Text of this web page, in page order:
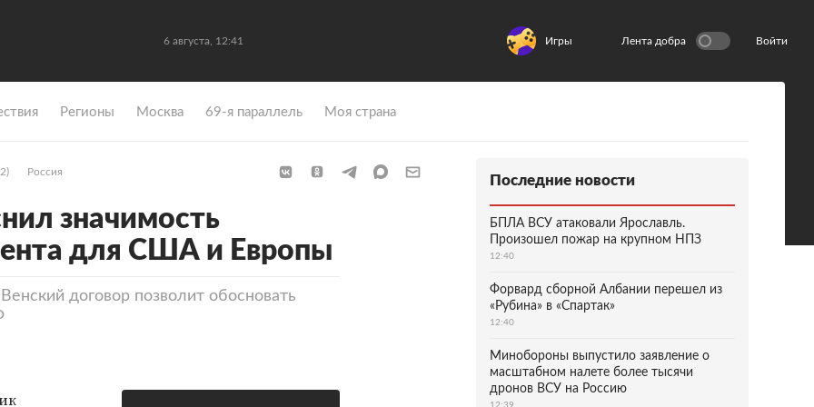
6 августа, 12:41 Игры Лента добра Войти
Регионы Москва 69-я параллель Моя страна
Россия
значимость
для США и Европы
договор позволит обосновать
Последние новости
БПЛА ВСУ атаковали Ярославль.
Произошел пожар на крупном НПЗ
12:40
Форвард сборной Албании перешел из
«Рубина» в «Спартак»
12:40
Минобороны выпустило заявление о
масштабном налете более тысячи
дронов ВСУ на Россию
12:39